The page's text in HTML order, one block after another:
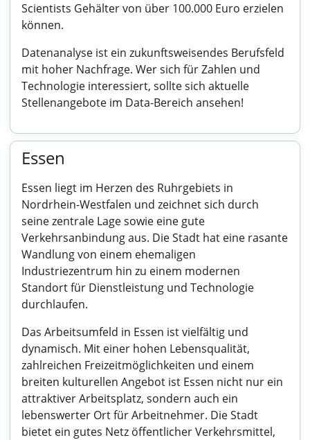
Scientists Gehälter von über 100.000 Euro erzielen
können.
Datenanalyse ist ein zukunftsweisendes Berufsfeld
mit hoher Nachfrage. Wer sich für Zahlen und
Technologie interessiert, sollte sich aktuelle
Stellenangebote im Data-Bereich ansehen!
Essen
Essen liegt im Herzen des Ruhrgebiets in
Nordrhein-Westfalen und zeichnet sich durch
seine zentrale Lage sowie eine gute
Verkehrsanbindung aus. Die Stadt hat eine rasante
Wandlung von einem ehemaligen
Industriezentrum hin zu einem modernen
Standort für Dienstleistung und Technologie
durchlaufen.
Das Arbeitsumfeld in Essen ist vielfältig und
dynamisch. Mit einer hohen Lebensqualität,
zahlreichen Freizeitmöglichkeiten und einem
breiten kulturellen Angebot ist Essen nicht nur ein
attraktiver Arbeitsplatz, sondern auch ein
lebenswerter Ort für Arbeitnehmer. Die Stadt
bietet ein gutes Netz öffentlicher Verkehrsmittel,